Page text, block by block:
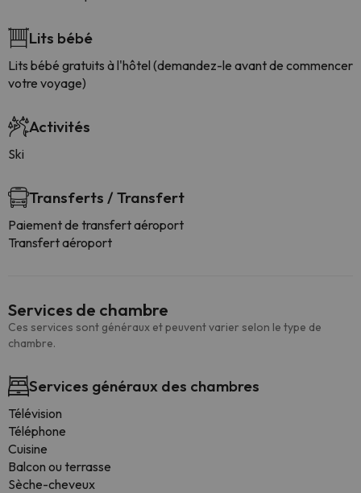
Lits bébé
Lits bébé gratuits à l'hôtel (demandez-le avant de commencer
votre voyage)
Activités
Ski
Transferts / Transfert
Paiement de transfert aéroport
Transfert aéroport
Services de chambre
Ces services sont généraux et peuvent varier selon le type de
chambre.
Services généraux des chambres
Télévision
Téléphone
Cuisine
Balcon ou terrasse
Sèche-cheveux